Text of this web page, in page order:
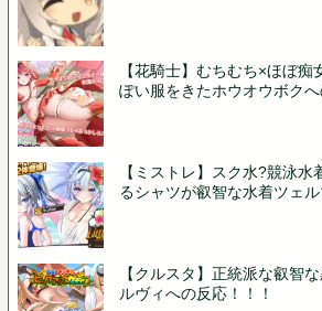
【花騎士】むちむち×ほぼ
ぽい服をきたホウオウボクへ
【ミストレ】スク水?競泳
るシャツが叡智な水着ツェ
【クルスタ】正統派な叡智
ルヴィへの反応！！！